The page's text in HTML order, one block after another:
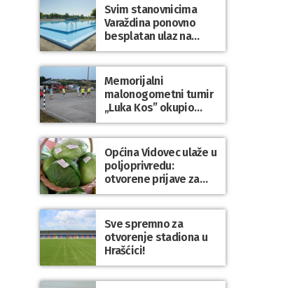
Svim stanovnicima
Varaždina ponovno
besplatan ulaz na
Gradske bazene i
Gradsko kupalište na
Dravi
Memorijalni
malonogometni turnir
„Luka Kos” okupio
brojne ekipe i
posjetitelje u Sudovcu
Općina Vidovec ulaže u
poljoprivredu:
otvorene prijave za
općinske potpore
Sve spremno za
otvorenje stadiona u
Hrašćici!